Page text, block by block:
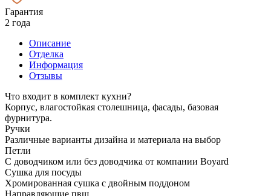
Гарантия
2 года
Описание
Отделка
Информация
Отзывы
Что входит в комплект кухни?
Корпус, влагостойкая столешница, фасады, базовая
фурнитура.
Ручки
Различные варианты дизайна и материала на выбор
Петли
С доводчиком или без доводчика от компании Boyard
Сушка для посуды
Хромированная сушка с двойным поддоном
Направляющие пвш